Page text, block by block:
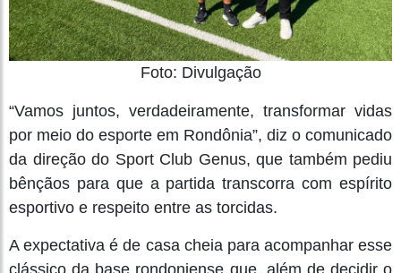
Foto: Divulgação
“Vamos juntos, verdadeiramente, transformar vidas
por meio do esporte em Rondônia”, diz o comunicado
da direção do Sport Club Genus, que também pediu
bênçãos para que a partida transcorra com espírito
esportivo e respeito entre as torcidas.
A expectativa é de casa cheia para acompanhar esse